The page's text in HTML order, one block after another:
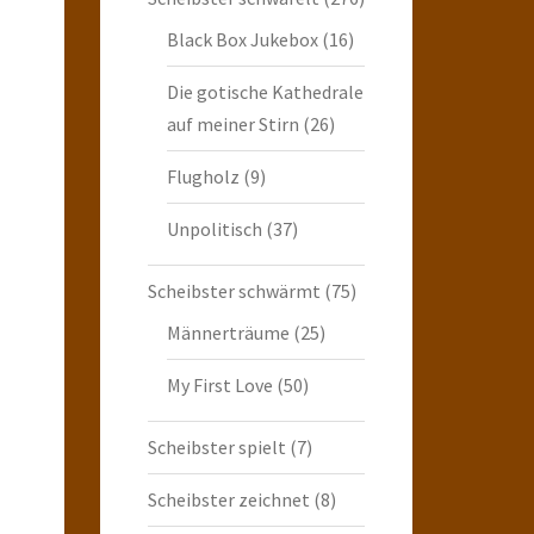
Black Box Jukebox(16)
Die gotische Kathedrale
auf meiner Stirn (26)
Flugholz (9)
Unpolitisch (37)
Scheibster schwärmt (75)
Männerträume (25)
My First Love (50)
Scheibster spielt (7)
Scheibster zeichnet (8)